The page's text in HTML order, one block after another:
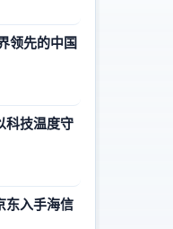
科技温度守
东入手海信